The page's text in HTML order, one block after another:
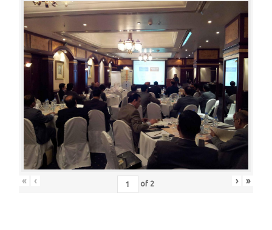
« ‹ of 2 › »